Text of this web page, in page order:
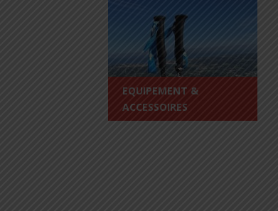
EQUIPEMENT &
ACCESSOIRES